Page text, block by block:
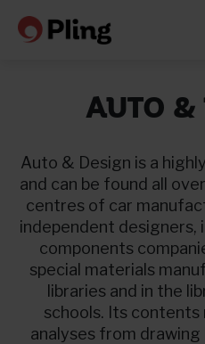
AUTO &
Auto & Design is a
and can be found all
centres of car
independent
components
special materials
libraries and in the
schools. Its
analyses from